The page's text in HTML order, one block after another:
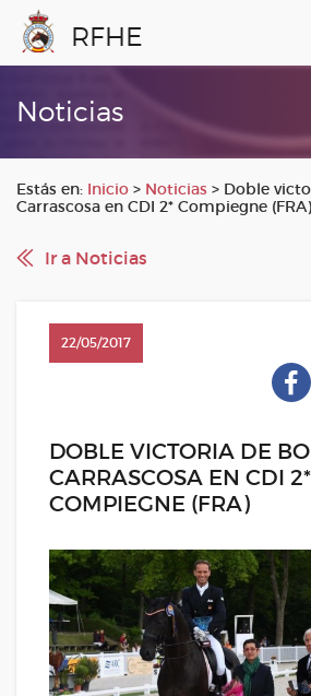
RFHE
Noticias
Estás en: Inicio > Noticias > Doble
Carrascosa en CDI 2* Compiegne (FRA)
Ir a Noticias
22/05/2017
DOBLE VICTORIA DE
CARRASCOSA EN CDI 2*
COMPIEGNE (FRA)